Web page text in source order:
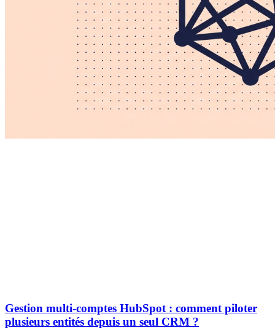
Gestion multi-comptes HubSpot : comment piloter
plusieurs entités depuis un seul CRM ?